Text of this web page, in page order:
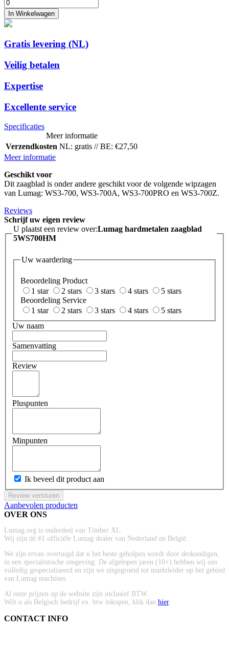
In Winkelwagen
Gratis levering (NL)
Veilig betalen
Expertise
Excellente service
Specificaties
Meer informatie
Verzendkosten NL: gratis // BE: €27,50
Meer informatie
Geschikt voor
Dit zaagblad is onder andere geschikt voor de volgende wipzagen
van Lumag: WS3-700, WS3-700A, WS3-700PRO en WS3-700Z.
Reviews
Schrijf uw eigen review
U plaatst een review over:Lumag hardmetalen zaagblad
5WS700HM
Uw waardering
Beoordeling Product
1 star
2 stars 3 stars 4 stars
5 stars
Beoordeling Service
1 star
2 stars 3 stars 4 stars
5 stars
Uw naam
Samenvatting
Review
Pluspunten
Minpunten
Ik beveel dit product aan
Review versturen
Aanbevolen producten
OVER ONS
Lumag.org is onderdeel van Timber XL.
Wij zijn dé #1 officiële Lumag dealer van Nederland en België.
We zijn ervan overtuigd dat u het beste geholpen wordt door deskundigen,
in een specialistische omgeving. De afgelopen jaren (10+) hebben wij ons
volledig gespecialiseerd en zijn we uitgegroeid tot marktleider op het gebied
van Lumag machines.
Al onze prijzen op de website zijn inclusief BTW.
Wilt u als Belgisch bedrijf ex. btw inkopen, klik dan hier.
CONTACT INFO